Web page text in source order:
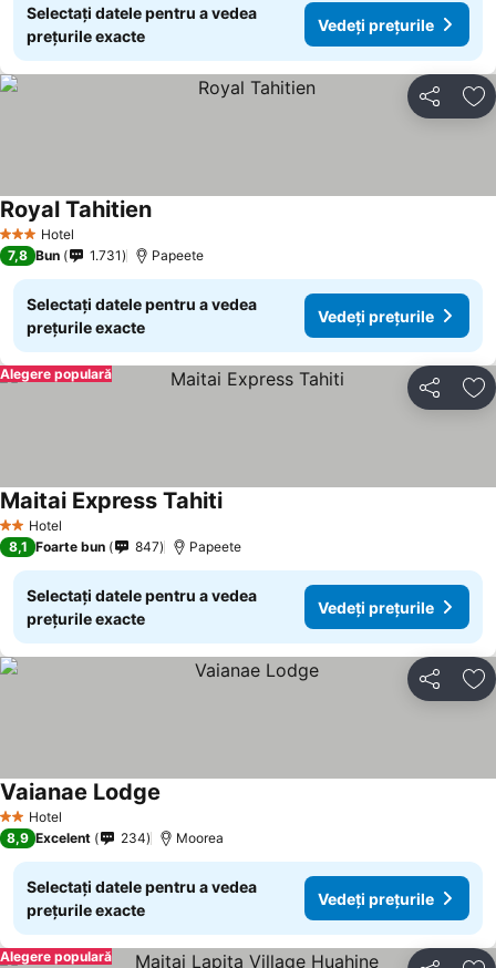
Selectați datele pentru a vedea
prețurile exacte
Vedeți prețurile
Distribuiți
3 SteleHotel
Royal TahitienVedeți prețurile
7,8 Bun 1.731 Papeete
Selectați datele pentru a vedea
prețurile exacte
Vedeți prețurile
Distribuiți
Alegere populară
2 SteleHotel
Maitai Express TahitiVedeți prețurile
8,1 Foarte bun 847 Papeete
Selectați datele pentru a vedea
prețurile exacte
Vedeți prețurile
Distribuiți
2 SteleHotel
Vaianae Lodge
8,9 Excelent 234 Moorea
Selectați datele pentru a vedea
prețurile exacte
Vedeți prețurile
Alegere populară